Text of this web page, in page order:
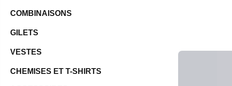
COMBINAISONS
GILETS
VESTES
CHEMISES ET T-SHIRTS